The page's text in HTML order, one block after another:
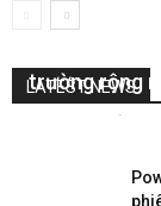
LATEST NEWS
trường rộng
-